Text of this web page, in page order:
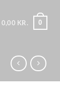
0,00 KR. 0